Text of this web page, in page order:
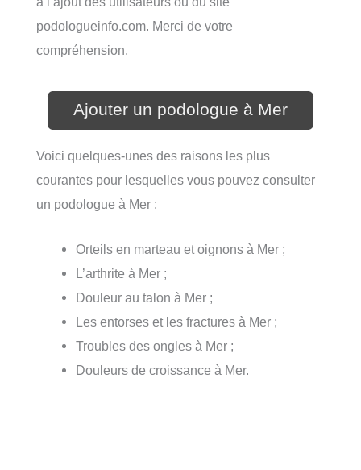
podologueinfo.com. Merci de votre
compréhension.
Ajouter un podologue à Mer
Voici quelques-unes des raisons les plus
courantes pour lesquelles vous pouvez consulter
un podologue à Mer :
Orteils en marteau et oignons à Mer ;
L’arthrite à Mer ;
Douleur au talon à Mer ;
Les entorses et les fractures à Mer ;
Troubles des ongles à Mer ;
Douleurs de croissance à Mer.